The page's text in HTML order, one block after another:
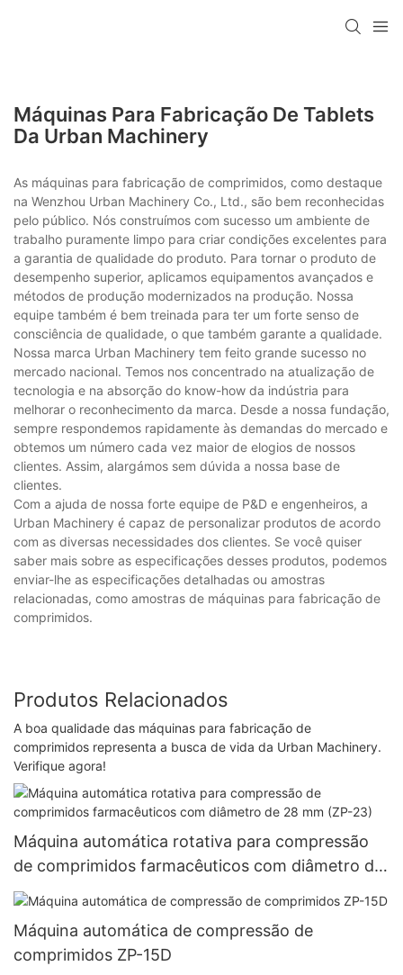
Máquinas Para Fabricação De Tablets
Da Urban Machinery
As máquinas para fabricação de comprimidos, como destaque
na Wenzhou Urban Machinery Co., Ltd., são bem reconhecidas
pelo público. Nós construímos com sucesso um ambiente de
trabalho puramente limpo para criar condições excelentes para
a garantia de qualidade do produto. Para tornar o produto de
desempenho superior, aplicamos equipamentos avançados e
métodos de produção modernizados na produção. Nossa
equipe também é bem treinada para ter um forte senso de
consciência de qualidade, o que também garante a qualidade.
Nossa marca Urban Machinery tem feito grande sucesso no
mercado nacional. Temos nos concentrado na atualização de
tecnologia e na absorção do know-how da indústria para
melhorar o reconhecimento da marca. Desde a nossa fundação,
sempre respondemos rapidamente às demandas do mercado e
obtemos um número cada vez maior de elogios de nossos
clientes. Assim, alargámos sem dúvida a nossa base de
clientes.
Com a ajuda de nossa forte equipe de P&D e engenheiros, a
Urban Machinery é capaz de personalizar produtos de acordo
com as diversas necessidades dos clientes. Se você quiser
saber mais sobre as especificações desses produtos, podemos
enviar-lhe as especificações detalhadas ou amostras
relacionadas, como amostras de máquinas para fabricação de
comprimidos.
Produtos Relacionados
A boa qualidade das máquinas para fabricação de
comprimidos representa a busca de vida da Urban Machinery.
Verifique agora!
Máquina automática rotativa para compressão
de comprimidos farmacêuticos com diâmetro de
28 mm (ZP-23)
Máquina automática de compressão de
comprimidos ZP-15D